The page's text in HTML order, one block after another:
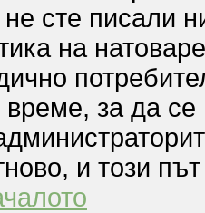
сте писали
на
за да
и този